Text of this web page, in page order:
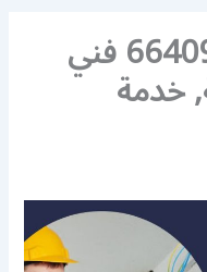
كهربائي الدوحة 66409555 فني
خدمة